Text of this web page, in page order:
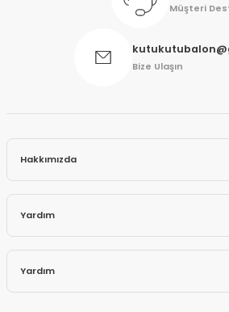
Müşteri
Bize Ulaşın
Hakkımızda
Yardım
Yardım